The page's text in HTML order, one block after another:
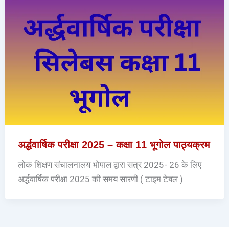
अर्द्धवार्षिक परीक्षा 2025 – कक्षा 11 भूगोल पाठ्यक्रम
लोक शिक्षण संचालनालय भोपाल द्वारा सत्र 2025- 26 के लिए
अर्द्धवार्षिक परीक्षा 2025 की समय सारणी ( टाइम टेबल )